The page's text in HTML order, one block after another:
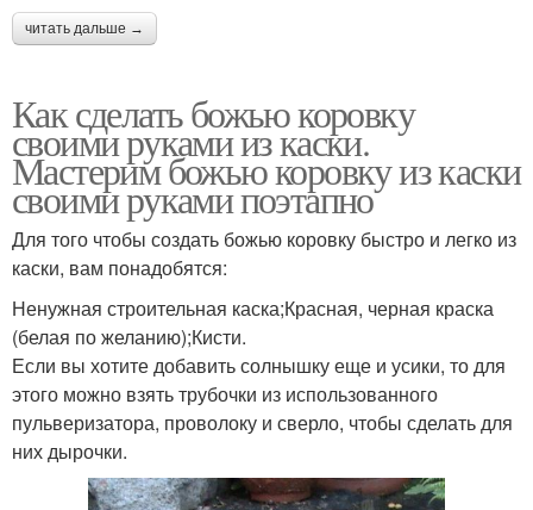
читать дальше →
Как сделать божью коровку
своими руками из каски.
Мастерим божью коровку из каски
своими руками поэтапно
Для того чтобы создать божью коровку быстро и легко из
каски, вам понадобятся:
Ненужная строительная каска;Красная, черная краска
(белая по желанию);Кисти.
Если вы хотите добавить солнышку еще и усики, то для
этого можно взять трубочки из использованного
пульверизатора, проволоку и сверло, чтобы сделать для
них дырочки.